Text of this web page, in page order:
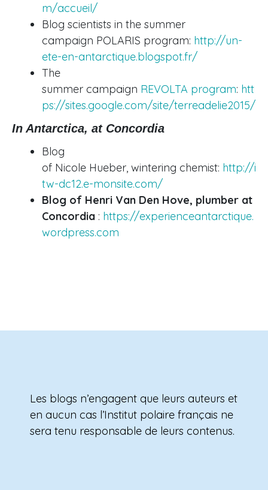
m/accueil/
Blog scientists in the summer
campaign POLARIS program: http://un-
ete-en-antarctique.blogspot.fr/
The
summer campaign REVOLTA program: htt
ps://sites.google.com/site/terreadelie2015/
In Antarctica, at Concordia
Blog
of Nicole Hueber, wintering chemist: http://i
tw-dc12.e-monsite.com/
Blog of Henri Van Den Hove, plumber at
Concordia : https://experienceantarctique.
wordpress.com
Les blogs n’engagent que leurs auteurs et
en aucun cas l’Institut polaire français ne
sera tenu responsable de leurs contenus.